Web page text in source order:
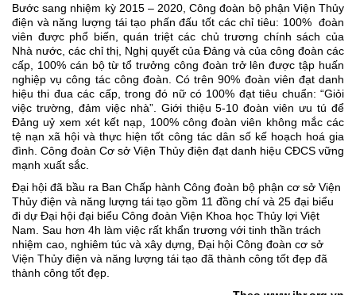
Bước sang nhiệm kỳ 2015 – 2020, Công đoàn bộ phận Viện Thủy
điện và năng lượng tái tạo phấn đấu tốt các chỉ tiêu: 100% đoàn
viên được phổ biến, quán triệt các chủ trương chính sách của
Nhà nước, các chỉ thị, Nghị quyết của Đảng và của công đoàn các
cấp, 100% cán bộ từ tổ trưởng công đoàn trở lên được tập huấn
nghiệp vụ công tác công đoàn. Có trên 90% đoàn viên đạt danh
hiệu thi đua các cấp, trong đó nữ có 100% đạt tiêu chuẩn: “Giỏi
việc trường, đảm việc nhà”. Giới thiệu 5-10 đoàn viên ưu tú để
Đảng uỷ xem xét kết nạp, 100% công đoàn viên không mắc các
tệ nạn xã hội và thực hiện tốt công tác dân số kế hoạch hoá gia
đình. Công đoàn Cơ sở Viện Thủy điện đạt danh hiệu CĐCS vững
mạnh xuất sắc.
Đại hội đã bầu ra Ban Chấp hành Công đoàn bộ phận cơ sở Viện
Thủy điện và năng lượng tái tạo gồm 11 đồng chí và 25 đại biểu
đi dự Đại hội đại biểu Công đoàn Viện Khoa học Thủy lợi Việt
Nam. Sau hơn 4h làm việc rất khẩn trương với tinh thần trách
nhiệm cao, nghiêm túc và xây dựng, Đại hội Công đoàn cơ sở
Viện Thủy điện và năng lượng tái tạo đã thành công tốt đẹp đã
thành công tốt đẹp.